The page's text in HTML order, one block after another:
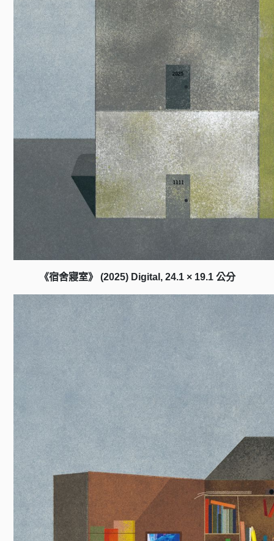
《宿舍寢室》 (2025) Digital, 24.1 × 19.1 公分